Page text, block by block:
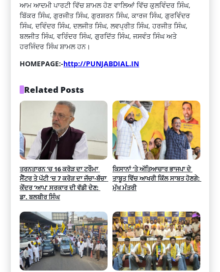
ਆਮ ਆਦਮੀ ਪਾਰਟੀ ਵਿੱਚ ਸ਼ਾਮਲ ਹੋਣ ਵਾਲਿਆਂ ਵਿੱਚ ਕੁਲਵਿੰਦਰ ਸਿੰਘ,
ਬਿੱਕਰ ਸਿੰਘ, ਗੁਰਜੀਤ ਸਿੰਘ, ਗੁਰਸ਼ਰਨ ਸਿੰਘ, ਕਾਰਜ ਸਿੰਘ, ਗੁਰਵਿੰਦਰ
ਸਿੰਘ, ਦਵਿੰਦਰ ਸਿੰਘ, ਦਲਜੀਤ ਸਿੰਘ, ਲਵਪ੍ਰੀਤ ਸਿੰਘ, ਹਰਜੀਤ ਸਿੰਘ,
ਬਲਜੀਤ ਸਿੰਘ, ਵਰਿੰਦਰ ਸਿੰਘ, ਗੁਰਦਿੱਤ ਸਿੰਘ, ਜਸਵੰਤ ਸਿੰਘ ਅਤੇ
ਹਰਜਿੰਦਰ ਸਿੰਘ ਸ਼ਾਮਲ ਹਨ।
HOMEPAGE:-http://PUNJABDIAL.IN
Related Posts
ਤਰਨਤਾਰਨ ‘ਚ 16 ਕਰੋੜ ਦਾ ਟਰੌਮਾ
ਸੈਂਟਰ ਤੇ ਪੱਟੀ ‘ਚ 7 ਕਰੋੜ ਦਾ ਜੱਚਾ-ਬੱਚਾ
ਕੇਂਦਰ ‘ਆਪ’ ਸਰਕਾਰ ਦੀ ਵੱਡੀ ਦੇਣ:
ਡਾ. ਬਲਬੀਰ ਸਿੰਘ
ਕਿਸਾਨਾਂ ‘ਤੇ ਅੱਤਿਆਚਾਰ ਭਾਜਪਾ ਦੇ
ਤਾਬੂਤ ਵਿੱਚ ਆਖਰੀ ਕਿੱਲ ਸਾਬਤ ਹੋਣਗੇ:
ਮੁੱਖ ਮੰਤਰੀ